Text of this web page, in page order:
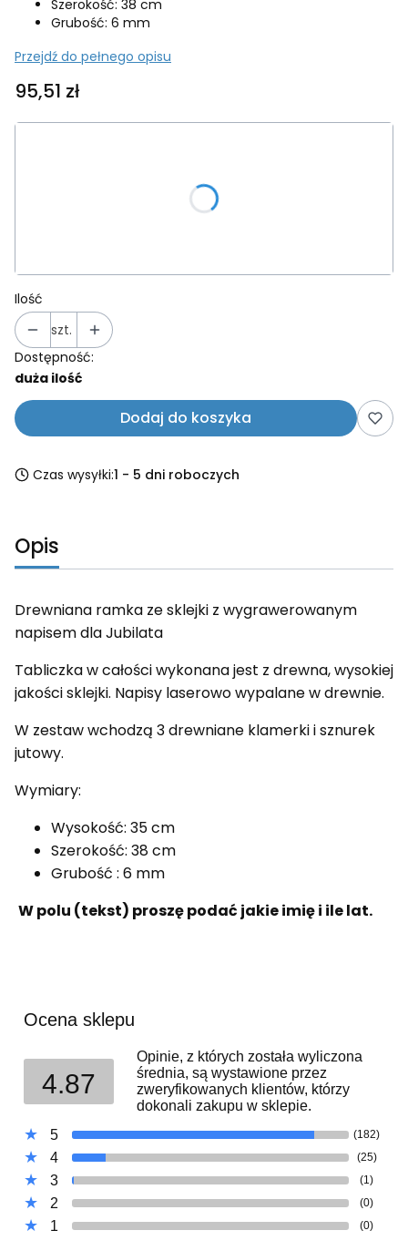
Szerokość: 38 cm
Grubość: 6 mm
Przejdź do pełnego opisu
Cena
95,51 zł
Ilość
szt.
Dostępność:
duża ilość
Dodaj do koszyka
Czas wysyłki:1 - 5 dni roboczych
Opis
Drewniana ramka ze sklejki z wygrawerowanym
napisem dla Jubilata
Tabliczka w całości wykonana jest z drewna, wysokiej
jakości sklejki. Napisy laserowo wypalane w drewnie.
W zestaw wchodzą 3 drewniane klamerki i sznurek
jutowy.
Wymiary:
Wysokość: 35 cm
Szerokość: 38 cm
Grubość : 6 mm
W polu (tekst) proszę podać jakie imię i ile lat.
Ocena sklepu
4.87
Opinie, z których została wyliczona
średnia, są wystawione przez
zweryfikowanych klientów, którzy
dokonali zakupu w sklepie.
5
(182)
4 (25)
3 (1)
2 (0)
1 (0)